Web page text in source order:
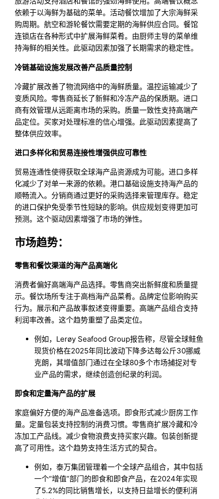
依赖于以海鲜为基础的菜单。活动餐饮增加了大宗海鲜采
购周期。航空和游轮餐饮需要定期的海鲜供应合同。餐馆
连锁店在各种形式中扩展海鲜菜肴。由厨师主导的菜单维
持海鲜的相关性。此驱动因素加强了长期需求的稳定性。
冷链基础设施发展改善产品质量控制
冷藏扩展改善了物流网络中的海鲜质量。温控运输减少了
变质风险。零售商延长了新鲜和冷冻产品的保质期。进口
商有效管理从远距离市场的采购。质量一致性支持高端产
品定位。买家对处理标准的信心增强。此驱动因素提高了
整体供应效率。
进口多样化和贸易连接性增强供应可靠性
贸易连通性使得获取全球海产品资源成为可能。进口多样
化减少了对单一来源的依赖。港口基础设施支持海产品的
顺畅流入。分销商通过更好的采购选择来管理库存。稳定
的进口保护免受季节性短缺的影响。供应规划变得更加可
预测。这个驱动因素增强了市场的弹性。
市场趋势：
零售和餐饮渠道的海产品高端化
消费者偏好高端海产品选择。零售商突出新鲜度和质量提
示。餐饮场所专注于高档海产品菜肴。品牌定位影响购买
行为。展示和产品故事叙述变得重要。高端产品组合支持
利润率改善。这个趋势重塑了品类定位。
例如，Lerøy Seafood Group报告称，尽管全球鲑鱼
现货价格在2025年同比波动下降多达每公斤30挪威
克朗，其增值部门通过在全球80多个市场捕捉对专
业产品的需求，继续创造创纪录的利润。
即食和定量海产品的扩展
家庭偏好方便的海产品准备选项。即食形式减少厨房工作
量。定量包装支持控制的消费习惯。零售商扩展冷藏和冷
冻加工产品线。减少食物浪费支持买家兴趣。包装创新提
高了可用性。这个趋势支持生活方式的契合。
例如，泰万集团管理着一个全球产品组合，其中包括
一个“增值”部门的即食和即食产品，在2024年实现
了5.2%的同比销售增长，以支持日益增长的便利消